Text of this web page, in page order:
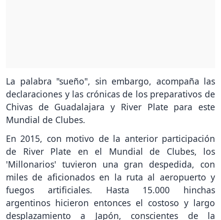
La palabra "sueño", sin embargo, acompaña las
declaraciones y las crónicas de los preparativos de
Chivas de Guadalajara y River Plate para este
Mundial de Clubes.
En 2015, con motivo de la anterior participación
de River Plate en el Mundial de Clubes, los
'Millonarios' tuvieron una gran despedida, con
miles de aficionados en la ruta al aeropuerto y
fuegos artificiales. Hasta 15.000 hinchas
argentinos hicieron entonces el costoso y largo
desplazamiento a Japón, conscientes de la